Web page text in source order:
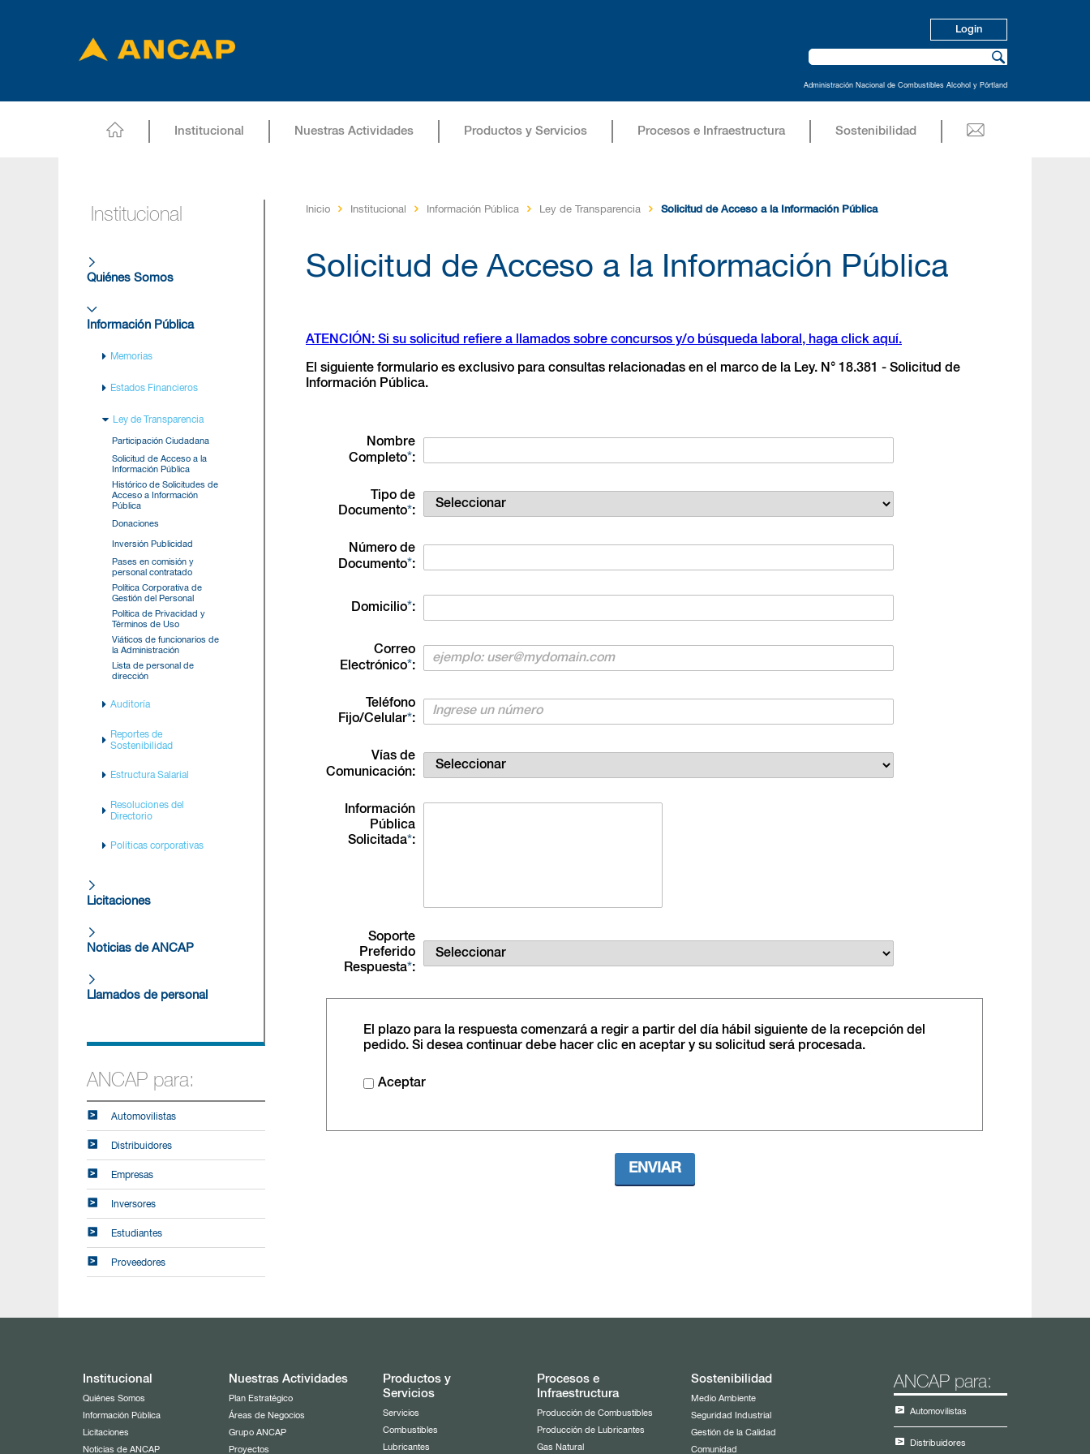
Administración Nacional de Combustibles Alcohol y Pórtland
Login
Institucional Nuestras Actividades Productos y Servicios Procesos e Infraestructura Sostenibilidad
Institucional
Quiénes Somos
Información Pública
Memorias
Estados Financieros
Ley de Transparencia
Participación Ciudadana
Solicitud de Acceso a la
Información Pública
Histórico de Solicitudes de
Acceso a Información
Pública
Donaciones
Inversión Publicidad
Pases en comisión y
personal contratado
Política Corporativa de
Gestión del Personal
Política de Privacidad y
Términos de Uso
Viáticos de funcionarios de
la Administración
Lista de personal de
dirección
Auditoría
Reportes de
Sostenibilidad
Estructura Salarial
Resoluciones del
Directorio
Políticas corporativas
Licitaciones
Noticias de ANCAP
Llamados de personal
ANCAP para:
Automovilistas
Distribuidores
Empresas
Inversores
Estudiantes
Proveedores
Inicio Institucional Información Pública Ley de Transparencia Solicitud de Acceso a la Información Pública
Solicitud de Acceso a la Información Pública
ATENCIÓN: Si su solicitud refiere a llamados sobre concursos y/o búsqueda laboral, haga click aquí.
El siguiente formulario es exclusivo para consultas relacionadas en el marco de la Ley. N° 18.381 - Solicitud de
Información Pública.
Nombre
Completo
Tipo de
Documento
Número de
Documento
Domicilio
Correo
Electrónico
Teléfono
Fijo/Celular
Vías de
Comunicación
Información
Pública
Solicitada
Soporte
Preferido
Respuesta
El plazo para la respuesta comenzará a regir a partir del día hábil siguiente de la recepción del
pedido. Si desea continuar debe hacer clic en aceptar y su solicitud será procesada.
Aceptar
ENVIAR
Institucional
Quiénes Somos
Información Pública
Licitaciones
Noticias de ANCAP
Nuestras Actividades
Plan Estratégico
Áreas de Negocios
Grupo ANCAP
Proyectos
Productos y
Servicios
Servicios
Combustibles
Lubricantes
Procesos e
Infraestructura
Producción de Combustibles
Producción de Lubricantes
Gas Natural
Sostenibilidad
Medio Ambiente
Seguridad Industrial
Gestión de la Calidad
Comunidad
ANCAP para:
Automovilistas
Distribuidores